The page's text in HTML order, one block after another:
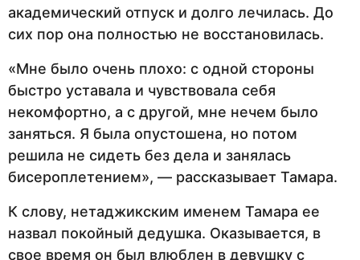
академический отпуск и долго лечилась. До
сих пор она полностью не восстановилась.
«Мне было очень плохо: с одной стороны
быстро уставала и чувствовала себя
некомфортно, а с другой, мне нечем было
заняться. Я была опустошена, но потом
решила не сидеть без дела и занялась
бисероплетением», — рассказывает Тамара.
К слову, нетаджикским именем Тамара ее
назвал покойный дедушка. Оказывается, в
свое время он был влюблен в девушку с